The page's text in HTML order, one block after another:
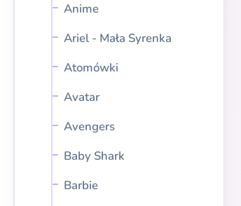
Anime
Ariel - Mała Syrenka
Atomówki
Avatar
Avengers
Baby Shark
Barbie